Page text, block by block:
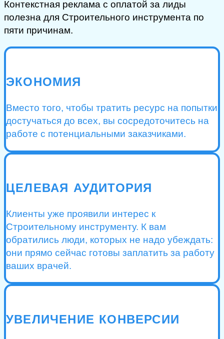
Контекстная реклама с оплатой за лиды
полезна для Строительного инструмента по
пяти причинам.
ЭКОНОМИЯ
Вместо того, чтобы тратить ресурс на попытки
достучаться до всех, вы сосредоточитесь на
работе с потенциальными заказчиками.
ЦЕЛЕВАЯ АУДИТОРИЯ
Клиенты уже проявили интерес к
Строительному инструменту. К вам
обратились люди, которых не надо убеждать:
они прямо сейчас готовы заплатить за работу
ваших врачей.
УВЕЛИЧЕНИЕ КОНВЕРСИИ